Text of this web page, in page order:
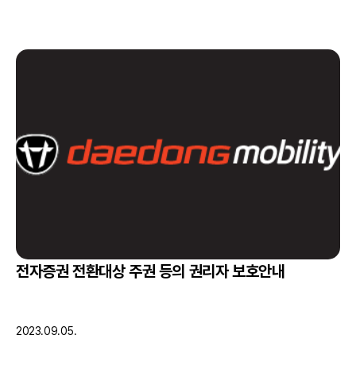
전자증권 전환대상 주권 등의 권리자 보호안내
2023.09.05.